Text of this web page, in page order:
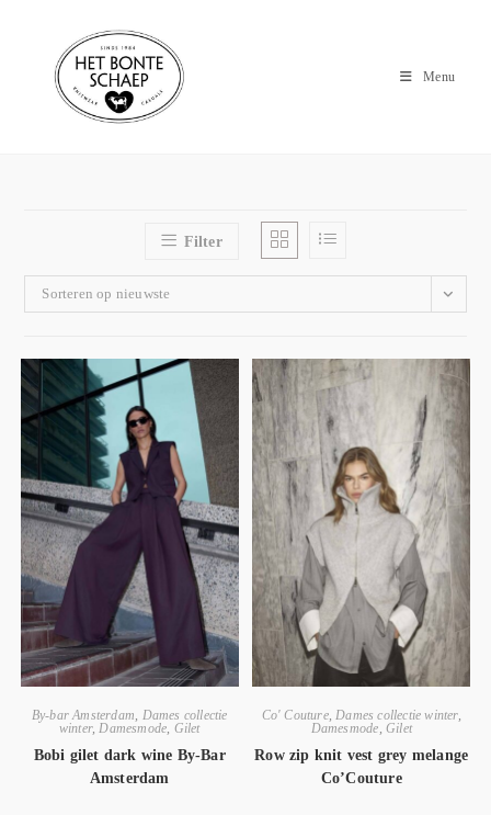
Menu
Filter
Sorteren op nieuwste
By-bar Amsterdam
Dames collectie
winter, Damesmode Gilet
Bobi gilet dark wine By-Bar
Amsterdam
Co' Couture, Dames collectie winter,
Damesmode Gilet
Row zip knit vest grey melange
Co’Couture